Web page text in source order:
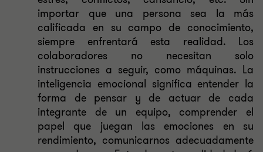
importar que una persona sea la más
calificada en su campo de conocimiento,
siempre enfrentará esta realidad. Los
colaboradores no necesitan solo
instrucciones a seguir, como máquinas. La
inteligencia emocional significa entender la
forma de pensar y de actuar de cada
integrante de un equipo, comprender el
papel que juegan las emociones en su
rendimiento, comunicarnos adecuadamente